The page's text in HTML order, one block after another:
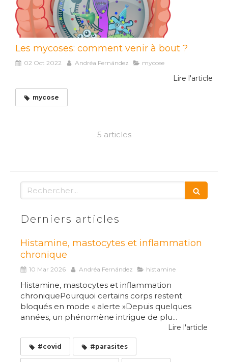
Les mycoses: comment venir à bout ?
02 Oct 2022 Andréa Fernández mycose
Lire l'article
mycose
5 articles
Rechercher
Derniers articles
Histamine, mastocytes et inflammation
chronique
10 Mar 2026 Andréa Fernández histamine
Histamine, mastocytes et inflammation
chroniquePourquoi certains corps restent
bloqués en mode « alerte »Depuis quelques
années, un phénomène intrigue de plu...
Lire l'article
#covid #parasites